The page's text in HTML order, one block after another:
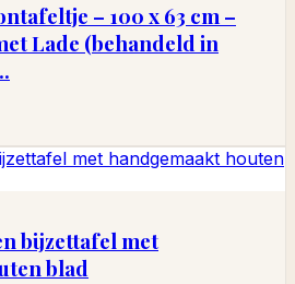
– 100 x 63 cm –
Lade (behandeld in
bijzettafel met
blad